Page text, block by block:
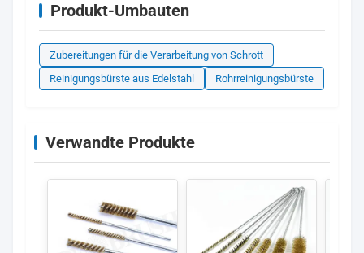
Produkt-Umbauten
Zubereitungen für die Verarbeitung von Schrott
Reinigungsbürste aus Edelstahl
Rohrreinigungsbürste
Verwandte Produkte